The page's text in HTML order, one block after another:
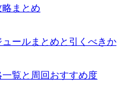
略まとめ
ュールまとめと引くべきか
覧と周回おすすめ度